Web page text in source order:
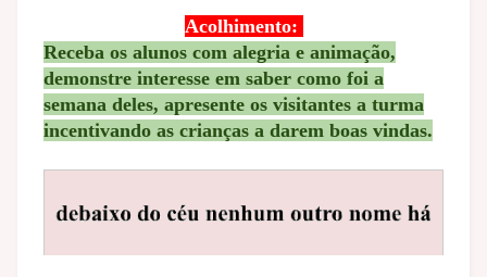
Acolhimento:
Receba os alunos com alegria e animação,
demonstre interesse em saber como foi a
semana deles, apresente os visitantes a turma
incentivando as crianças a darem boas vindas.